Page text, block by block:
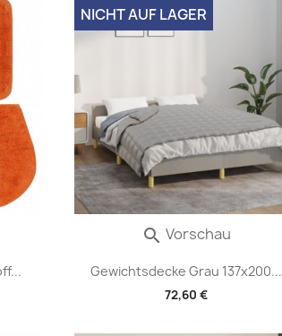
Gewichtsdecke Grau 137x200...
72,60 €
NICHT AUF LAGER
 Vorschau